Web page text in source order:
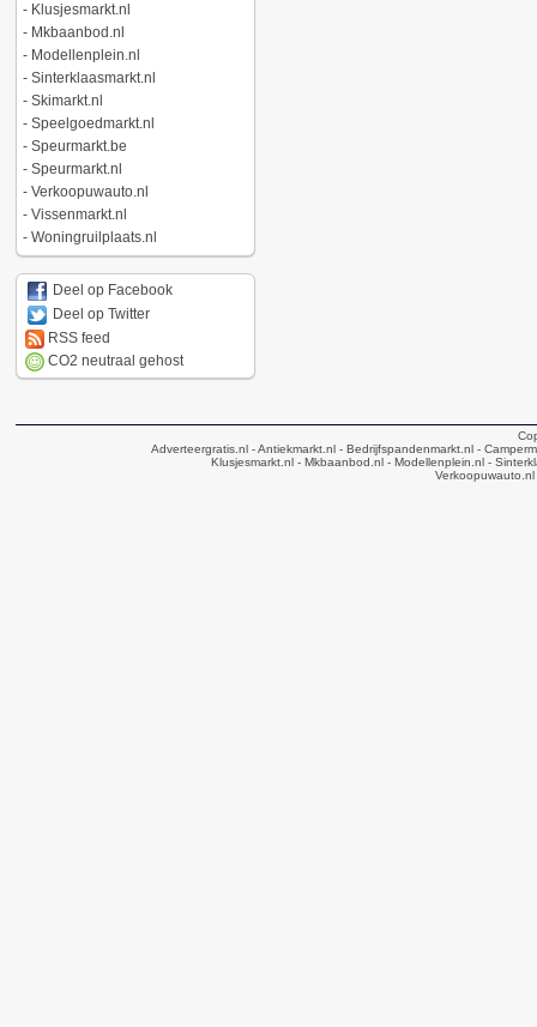
- Klusjesmarkt.nl
- Mkbaanbod.nl
- Modellenplein.nl
- Sinterklaasmarkt.nl
- Skimarkt.nl
- Speelgoedmarkt.nl
- Speurmarkt.be
- Speurmarkt.nl
- Verkoopuwauto.nl
- Vissenmarkt.nl
- Woningruilplaats.nl
Deel op Facebook
Deel op Twitter
RSS feed
CO2 neutraal gehost
Adverteergratis.nl - Antiekmarkt.nl - Bedrijfspandenmarkt.nl -
Klusjesmarkt.nl- Mkbaanbod.nl- Modellenplein.nl-
Verkoopuwauto.nl